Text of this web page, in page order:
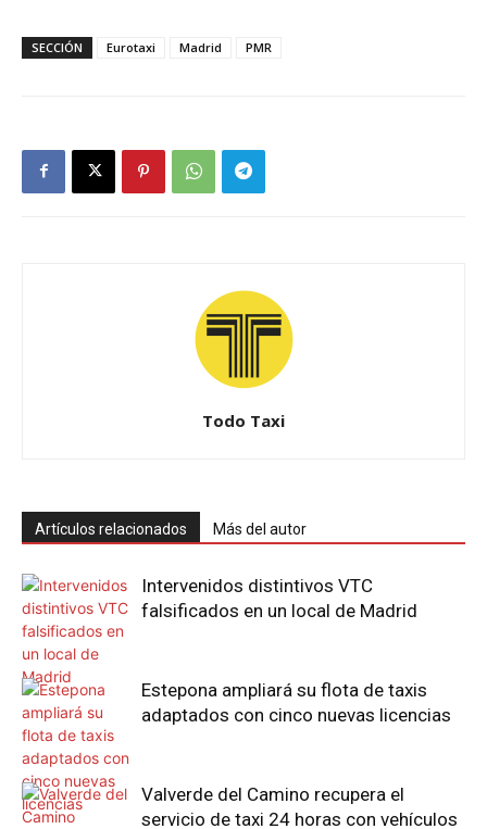
SECCIÓN Eurotaxi Madrid PMR
Todo Taxi
Artículos relacionados Más del autor
Intervenidos distintivos VTC
falsificados en un local de Madrid
Estepona ampliará su flota de taxis
adaptados con cinco nuevas licencias
Valverde del Camino recupera el
servicio de taxi 24 horas con vehículos